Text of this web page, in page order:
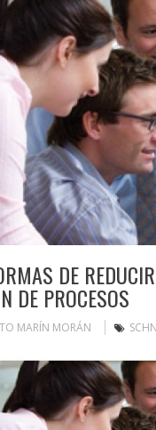
DE
DE PROCESOS
MARÍN MORÁN